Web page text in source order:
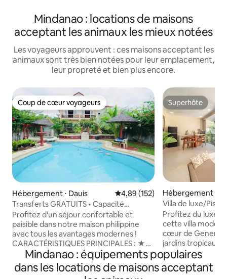
Mindanao : locations de maisons
acceptant les animaux les mieux notées
Les voyageurs approuvent : ces maisons acceptant les
animaux sont très bien notées pour leur emplacement,
leur propreté et bien plus encore.
Coup de cœur voyageurs
Coup de cœur voyageurs
Hébergement ⋅ Dauis Évaluation moyenne sur la
4,89 (152)
Transferts GRATUITS • Capacité
d'accueil : 20 personnes et plus • Piscine
• Idéal pour les groupes
Profitez d'un séjour confortable et
paisible dans notre maison philippine
avec tous les avantages modernes !
CARACTÉRISTIQUES PRINCIPALES : ★
TRANSPORT ET VISITES DISPONIBLES
SUR PLACE ★ ARRIVÉE
ANTICIPÉE/DÉPART TARDIF GRATUITS
Superhôte
Superhôte
Hébergement ⋅
Villa de luxe/
Cloud 9/Starlink
Profitez du luxe
cette villa
cœur de General
jardins tropicaux
dispose d'une
élégants, d'une
spacieuse avec
Mindanao : équipements populaires
dans les locations de maisons acceptant